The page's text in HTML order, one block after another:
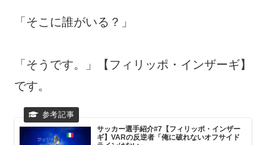
「そこに誰がいる？」
「そうです。」【フィリッポ・インザーギ】
です。
サッカー選手紹介#7【フィリッポ・インザー
ギ】VARの反逆者「俺に破れないオフサイド